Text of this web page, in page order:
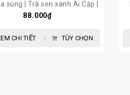
súng | Trà sen xanh Ai Cập |
Sen Vô Ưu
88.000₫
CHI TIẾT TÙY CHỌN